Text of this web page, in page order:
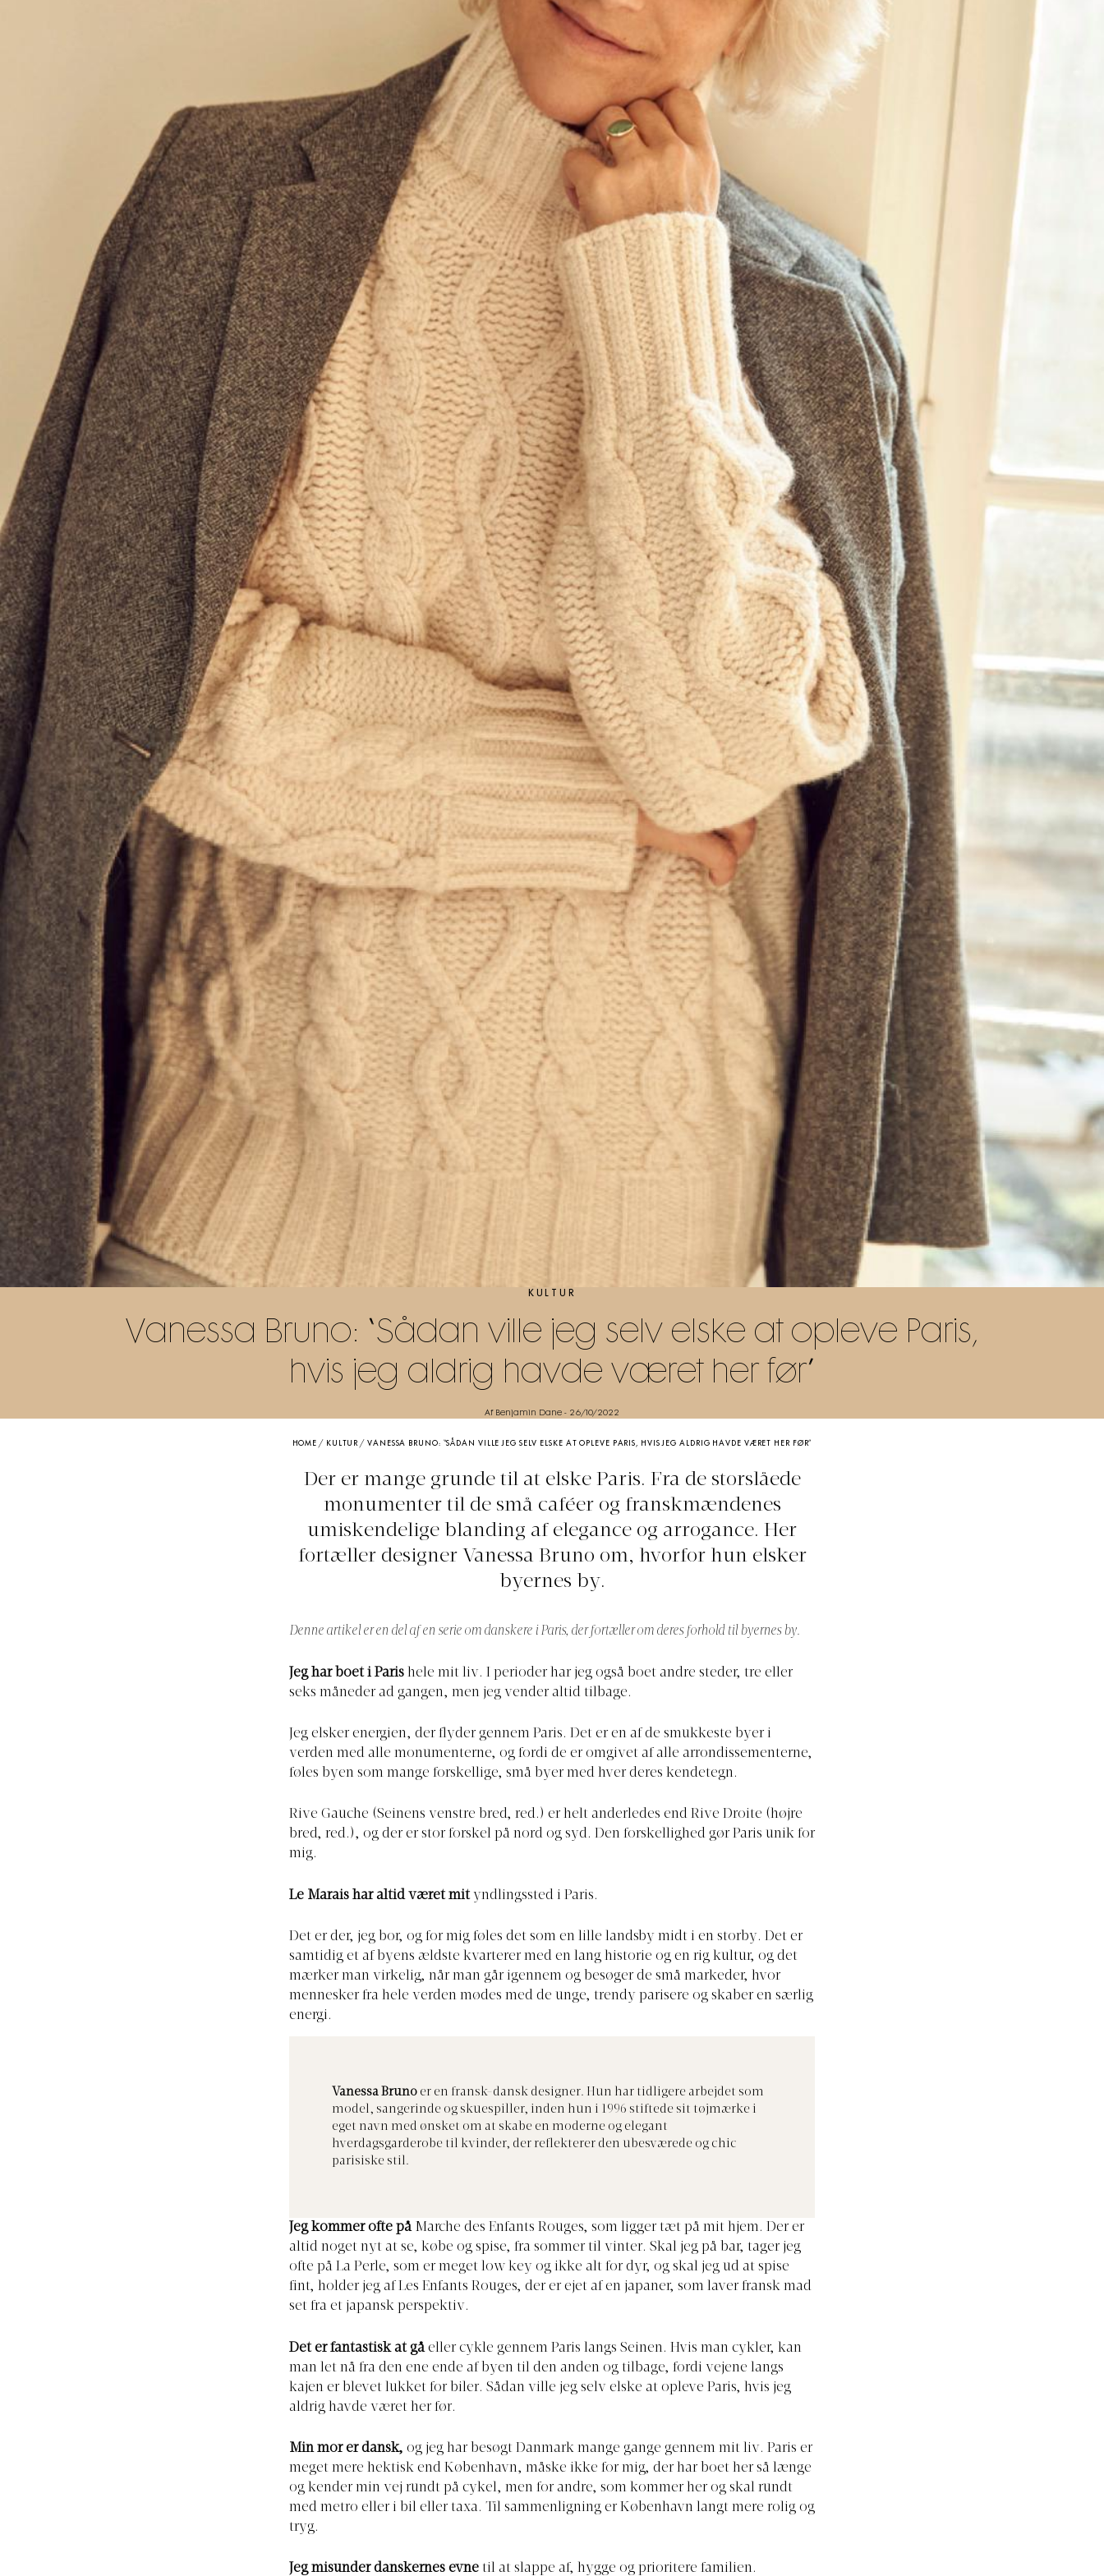
KULTUR
Vanessa Bruno: “Sådan ville jeg selv elske at opleve Paris,
hvis jeg aldrig havde været her før”
Af Benjamin Dane - 26/10/2022
HOME / KULTUR / VANESSA BRUNO: “SÅDAN VILLE JEG SELV ELSKE AT OPLEVE PARIS, HVIS JEG ALDRIG HAVDE VÆRET HER FØR”
Der er mange grunde til at elske Paris. Fra de storslåede
monumenter til de små caféer og franskmændenes
umiskendelige blanding af elegance og arrogance. Her
fortæller designer Vanessa Bruno om, hvorfor hun elsker
byernes by.
Denne artikel er en del af en serie om danskere i Paris, der fortæller om deres forhold til byernes by.
Jeg har boet i Paris hele mit liv. I perioder har jeg også boet andre steder, tre eller
seks måneder ad gangen, men jeg vender altid tilbage.
Jeg elsker energien, der flyder gennem Paris. Det er en af de smukkeste byer i
verden med alle monumenterne, og fordi de er omgivet af alle arrondissementerne,
føles byen som mange forskellige, små byer med hver deres kendetegn.
Rive Gauche (Seinens venstre bred, red.) er helt anderledes end Rive Droite (højre
bred, red.), og der er stor forskel på nord og syd. Den forskellighed gør Paris unik for
mig.
Le Marais har altid været mityndlingssted i Paris.
Det er der, jeg bor, og for mig føles det som en lille landsby midt i en storby. Det er
samtidig et af byens ældste kvarterer med en lang historie og en rig kultur, og det
mærker man virkelig, når man går igennem og besøger de små markeder, hvor
mennesker fra hele verden mødes med de unge, trendy parisere og skaber en særlig
energi.
Vanessa Bruno er en fransk-dansk designer. Hun har tidligere arbejdet som
model, sangerinde og skuespiller, inden hun i 1996 stiftede sit tøjmærke i
eget navn med ønsket om at skabe en moderne og elegant
hverdagsgarderobe til kvinder, der reflekterer den ubesværede og chic
parisiske stil.
Jeg kommer ofte påMarche des Enfants Rouges, som ligger tæt på mit hjem. Der er
altid noget nyt at se, købe og spise, fra sommer til vinter. Skal jeg på bar, tager jeg
ofte på La Perle, som er meget low key og ikke alt for dyr, og skal jeg ud at spise
fint, holder jeg af Les Enfants Rouges, der er ejet af en japaner, som laver fransk mad
set fra et japansk perspektiv.
Det er fantastisk at gåeller cykle gennem Paris langs Seinen. Hvis man cykler, kan
man let nå fra den ene ende af byen til den anden og tilbage, fordi vejene langs
kajen er blevet lukket for biler. Sådan ville jeg selv elske at opleve Paris, hvis jeg
aldrig havde været her før.
Min mor er dansk, og jeg har besøgt Danmark mange gange gennem mit liv. Paris er
meget mere hektisk end København, måske ikke for mig, der har boet her så længe
og kender min vej rundt på cykel, men for andre, som kommer her og skal rundt
med metro eller i bil eller taxa. Til sammenligning er København langt mere rolig og
tryg.
Jeg misunder danskernes evne til at slappe af, hygge og prioritere familien.